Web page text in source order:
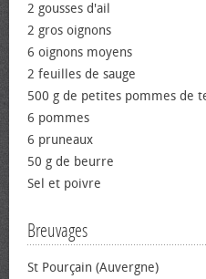
2 gousses d'ail
2 gros oignons
6 oignons moyens
2 feuilles de sauge
500 g de petites pommes de
6 pommes
6 pruneaux
50 g de beurre
Sel et poivre
Breuvages
St Pourçain (Auvergne)